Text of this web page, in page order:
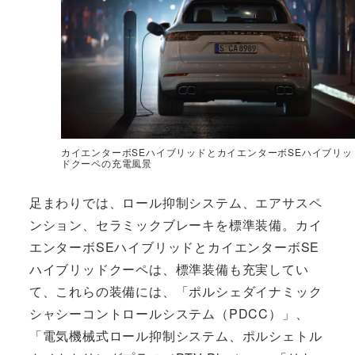
カイエンターボSEハイブリッドとカイエンターボSEハイブリッ
ドクーペの充電風景
足まわりでは、ロール抑制システム、エアサスペ
ンション、セラミックブレーキを標準装備。カイ
エンターボSEハイブリッドとカイエンターボSE
ハイブリッドクーペは、標準装備も充実してい
て、これらの装備には、「ポルシェダイナミック
シャシーコントロールシステム（PDCC）」、
「電気機械式ロール抑制システム、ポルシェトル